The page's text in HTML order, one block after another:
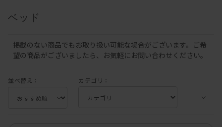
ベッド
掲載のない商品でもお取り扱い可能な場合がございます。ご希
望の商品がございましたら、お気軽にお問い合わせください。
並べ替え： カテゴリ：